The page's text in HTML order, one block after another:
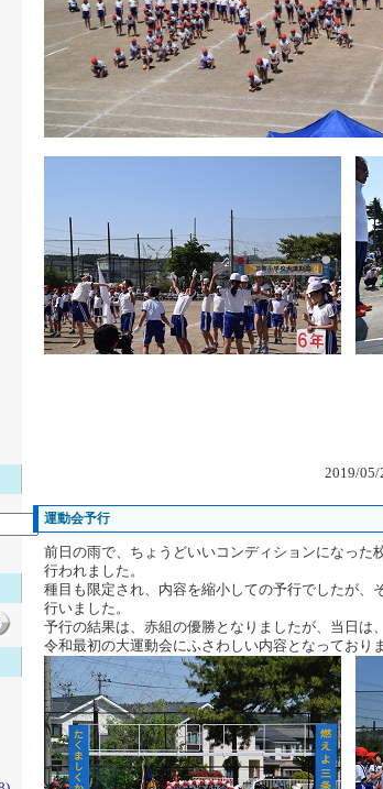
2019/05/
運動会予行
前日の雨で、ちょうどいいコンディションになっ
行われました。
種目も限定され、内容を縮小しての予行でしたが、
行いました。
予行の結果は、赤組の優勝となりましたが、当日は
令和最初の大運動会にふさわしい内容となっており